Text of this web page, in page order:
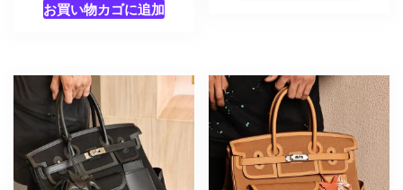
お買い物カゴに追加